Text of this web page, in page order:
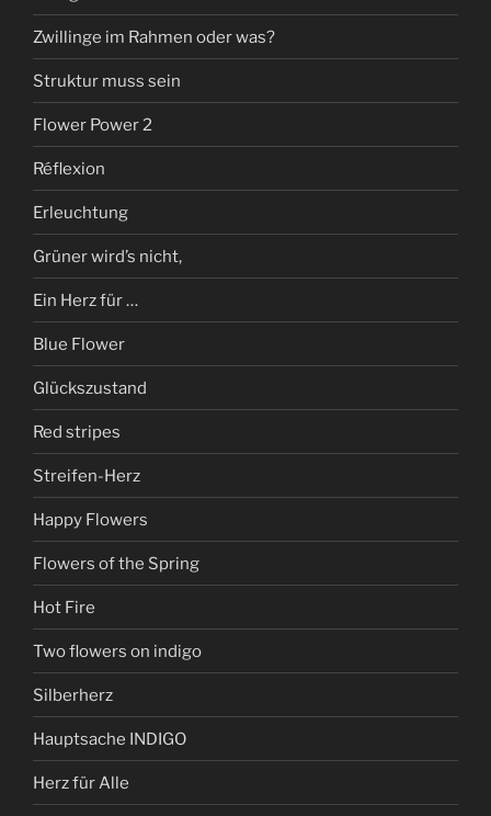
Zwillinge im Rahmen oder was?
Struktur muss sein
Flower Power 2
Réflexion
Erleuchtung
Grüner wird’s nicht,
Ein Herz für …
Blue Flower
Glückszustand
Red stripes
Streifen-Herz
Happy Flowers
Flowers of the Spring
Hot Fire
Two flowers on indigo
Silberherz
Hauptsache INDIGO
Herz für Alle